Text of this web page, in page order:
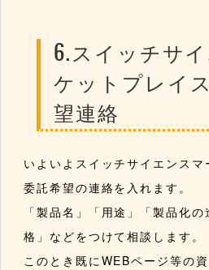
6.スイッチサ
ケットプレイ
望連絡
いよいよスイッチサイエンス
委託希望の連絡を入れます。
「製品名」「用途」「製品化
格」などをつけて相談します。
このとき既にWEBページ等の